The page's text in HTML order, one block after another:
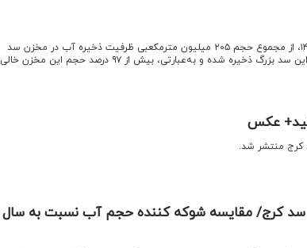
اقتصادنیوز: امروز در تاریخ سوم دی‌ماه ۱۴۰۴، از مجموع حجم ۲۰۵ میلیون مترمکعبی ظرفیت ذخیره آب در مخزن سد
کرج، فقط ۶ میلیون مترمکعب آب پشت این سد بزرگ ذخیره شده و به‌عبارتی، بیش از ۹۷ درصد حجم این مخزن خالی
عکس
کرج منتشر شد.
سد کرج/ مقایسه شوکه کننده حجم آب نسبت به سال